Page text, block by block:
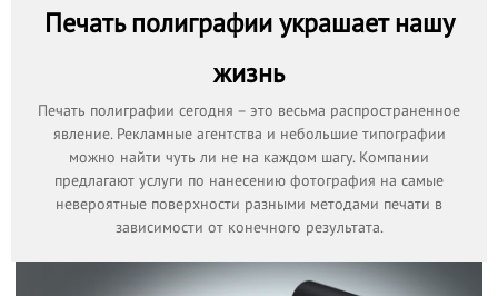
Печать полиграфии украшает нашу
жизнь
Печать полиграфии сегодня – это весьма распространенное
явление. Рекламные агентства и небольшие типографии
можно найти чуть ли не на каждом шагу. Компании
предлагают услуги по нанесению фотография на самые
невероятные поверхности разными методами печати в
зависимости от конечного результата.